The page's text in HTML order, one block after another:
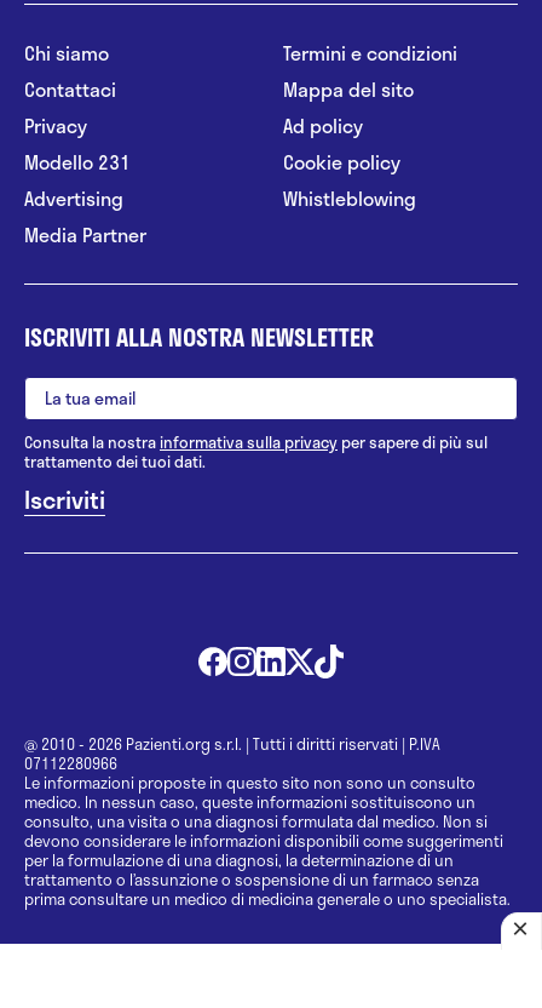
Chi siamo
Contattaci
Privacy
Modello 231
Advertising
Media Partner
Termini e condizioni
Mappa del sito
Ad policy
Cookie policy
Whistleblowing
ISCRIVITI ALLA NOSTRA NEWSLETTER
Consulta la nostrainformativa sulla privacy per sapere di più sul
trattamento dei tuoi dati.
@ 2010 - 2026 Pazienti.org s.r.l. | Tutti i diritti riservati | P.IVA
07112280966
Le informazioni proposte in questo sito non sono un consulto
medico. In nessun caso, queste informazioni sostituiscono un
consulto, una visita o una diagnosi formulata dal medico. Non si
devono considerare le informazioni disponibili come suggerimenti
per la formulazione di una diagnosi, la determinazione di un
trattamento o l’assunzione o sospensione di un farmaco senza
prima consultare un medico di medicina generale o uno specialista.